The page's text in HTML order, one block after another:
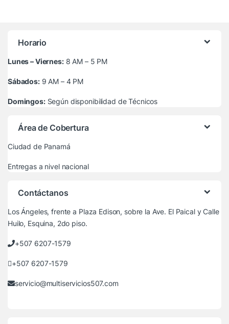
Horario
Lunes – Viernes:8 AM – 5 PM
Sábados:9 AM – 4 PM
Domingos:Según disponibilidad de Técnicos
Área de Cobertura
Ciudad de Panamá
Entregas a nivel nacional
Contáctanos
Los Ángeles, frente a Plaza Edison, sobre la Ave. El Paical y Calle
Huilo, Esquina, 2do piso.
+507 6207-1579
+507 6207-1579
servicio@multiservicios507.com